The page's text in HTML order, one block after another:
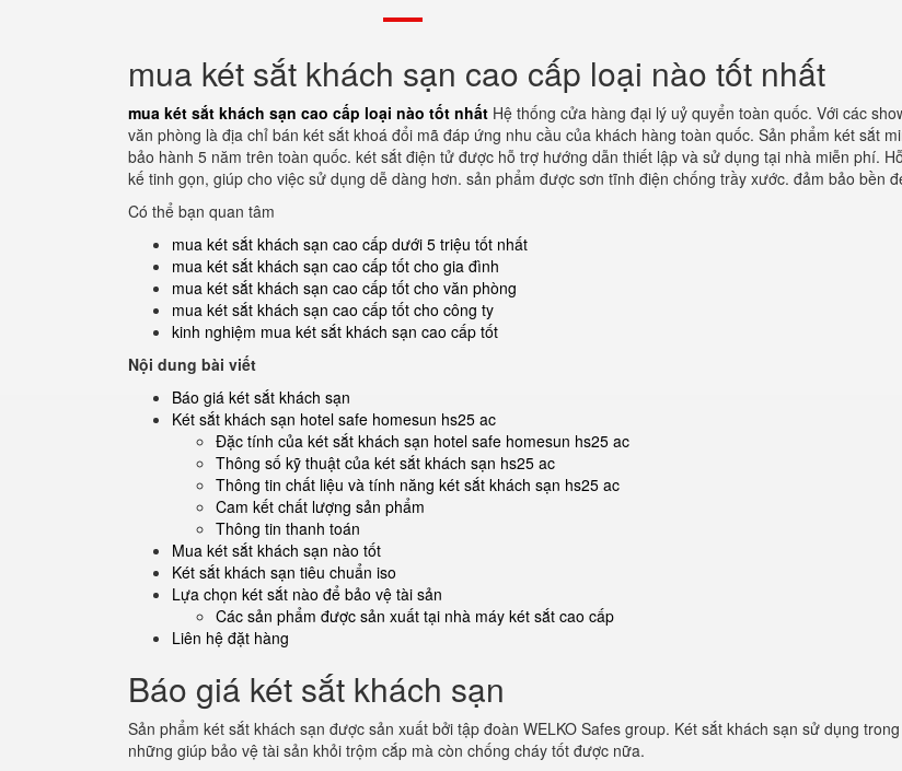
mua két sắt khách sạn cao cấp loại nào tốt nhất
mua két sắt khách sạn cao cấp loại nào tốt nhất Hệ thống cửa hàng đại lý uỷ quyển toàn quốc. Với các
văn phòng là địa chỉ bán két sắt khoá đổi mã đáp ứng nhu cầu của khách hàng toàn quốc. Sản phẩm két sắt
bảo hành 5 năm trên toàn quốc. két sắt điện tử được hỗ trợ hướng dẫn thiết lập và sử dụng tại nhà miễn phí.
kế tinh gọn, giúp cho việc sử dụng dễ dàng hơn. sản phẩm được sơn tĩnh điện chống trầy xước. đảm bảo bền
Có thể bạn quan tâm
mua két sắt khách sạn cao cấp dưới 5 triệu tốt nhất
mua két sắt khách sạn cao cấp tốt cho gia đình
mua két sắt khách sạn cao cấp tốt cho văn phòng
mua két sắt khách sạn cao cấp tốt cho công ty
kinh nghiệm mua két sắt khách sạn cao cấp tốt
Nội dung bài viết
Báo giá két sắt khách sạn
Két sắt khách sạn hotel safe homesun hs25 ac
Đặc tính của két sắt khách sạn hotel safe homesun hs25 ac
Thông số kỹ thuật của két sắt khách sạn hs25 ac
Thông tin chất liệu và tính năng két sắt khách sạn hs25 ac
Cam kết chất lượng sản phẩm
Thông tin thanh toán
Mua két sắt khách sạn nào tốt
Két sắt khách sạn tiêu chuẩn iso
Lựa chọn két sắt nào để bảo vệ tài sản
Các sản phẩm được sản xuất tại nhà máy két sắt cao cấp
Liên hệ đặt hàng
Báo giá két sắt khách sạn
Sản phẩm két sắt khách sạn được sản xuất bởi tập đoàn WELKO Safes group. Két sắt khách sạn sử dụng
những giúp bảo vệ tài sản khỏi trộm cắp mà còn chống cháy tốt được nữa.